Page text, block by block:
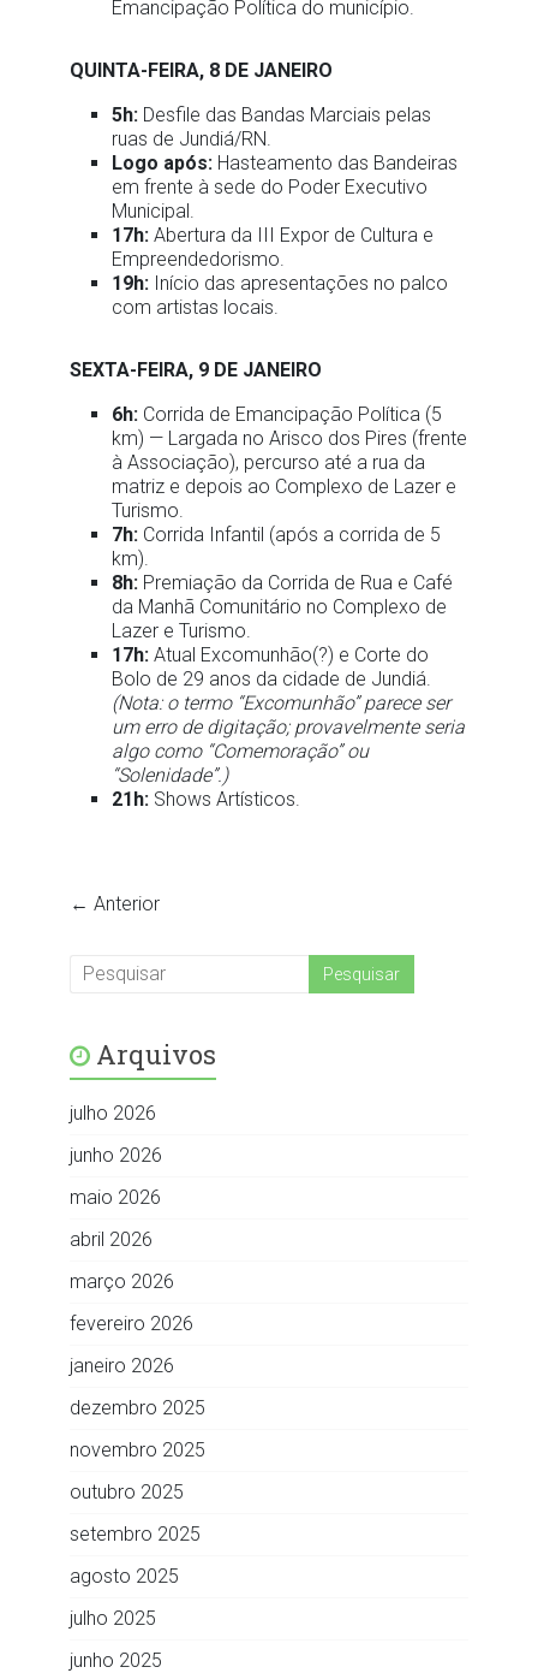
Emancipação Política do município.
QUINTA-FEIRA, 8 DE JANEIRO
5h:Desfile das Bandas Marciais pelas
ruas de Jundiá/RN.
Logo após:Hasteamento das Bandeiras
em frente à sede do Poder Executivo
Municipal.
17h:Abertura da III Expor de Cultura e
Empreendedorismo.
19h:Início das apresentações no palco
com artistas locais.
SEXTA-FEIRA, 9 DE JANEIRO
6h:Corrida de Emancipação Política (5
km) — Largada no Arisco dos Pires (frente
à Associação), percurso até a rua da
matriz e depois ao Complexo de Lazer e
Turismo.
7h:Corrida Infantil (após a corrida de 5
km).
8h:Premiação da Corrida de Rua e Café
da Manhã Comunitário no Complexo de
Lazer e Turismo.
17h:Atual Excomunhão(?) e Corte do
Bolo de 29 anos da cidade de Jundiá.
(Nota: o termo “Excomunhão” parece ser
um erro de digitação; provavelmente seria
algo como “Comemoração” ou
“Solenidade”.)
21h:Shows Artísticos.
← Anterior
Arquivos
julho 2026
junho 2026
maio 2026
abril 2026
março 2026
fevereiro 2026
janeiro 2026
dezembro 2025
novembro 2025
outubro 2025
setembro 2025
agosto 2025
julho 2025
junho 2025